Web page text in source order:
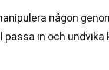
någon
passa in och undvika